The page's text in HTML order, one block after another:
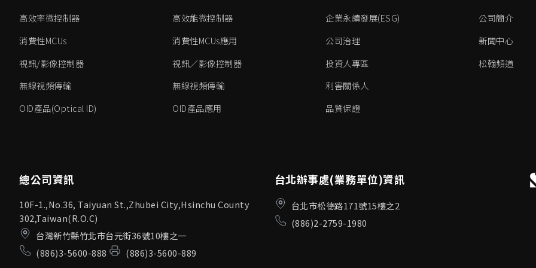
高效率微控制器
消費性MCUs
視訊/影像控制器
無線視頻傳輸
OID產品(Optical ID)
高效能微控制器
消費性MCUs應用
視訊／影像控制器
無線視頻傳輸
OID產品應用
企業永續發展(ESG)
公司治理
投資人專區
利害關係人
品質保證
公司簡介
新聞中心
松翰頻道
總公司資訊
10F-1.,No.36, Taiyuan St.,Zhubei City,Hsinchu County
302,Taiwan(R.O.C)
台灣新竹縣竹北市台元街36號10樓之一
(886)3-5600-888
(886)3-5600-889
台北辦事處(業務單位)資訊
台北市松德路171號15樓之2
(886)2-2759-1980